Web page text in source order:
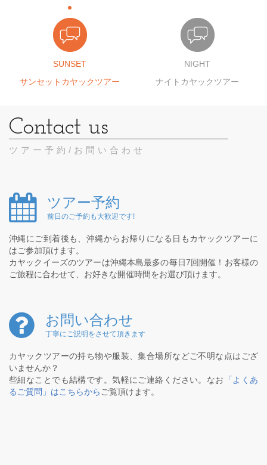
SUNSET
サンセットカヤックツアー
NIGHT
ナイトカヤックツアー
ツアー予約/お問い合わせ
ツアー予約
前日のご予約も大歓迎です!
沖縄にご到着後も、沖縄からお帰りになる日もカヤックツアーに
はご参加頂けます。
カヤックイーズのツアーは沖縄本島最多の毎日7回開催！お客様の
ご旅程に合わせて、お好きな開催時間をお選び頂けます。
お問い合わせ
丁寧にご説明をさせて頂きます
カヤックツアーの持ち物や服装、集合場所などご不明な点はござ
いませんか？
些細なことでも結構です。気軽にご連絡ください。なお
「よくあ
るご質問」はこちらから ご覧頂けます。